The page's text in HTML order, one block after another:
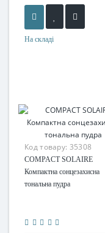
На складі
Код товару: 35308
COMPACT SOLAIRE
Компактна сонцезахисна
тональна пудра